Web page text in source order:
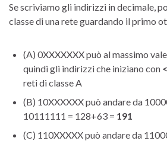
Se scriviamo gli indirizzi in decimale,
classe di una rete guardando il primo
(A) 0XXXXXXX può al massimo
quindi gli indirizzi che iniziano con
reti di classe A
(B) 10XXXXXX può andare da
10111111 = 128+63 = 191
(C) 110XXXXX può andare da